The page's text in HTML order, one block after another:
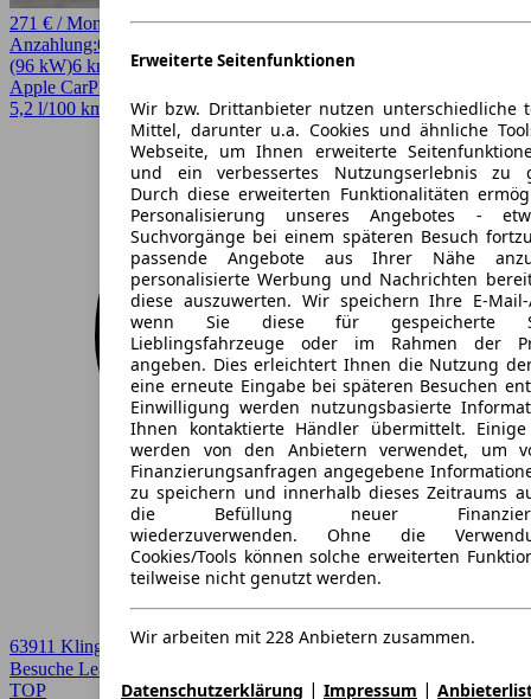
Erweiterte Seitenfunktionen
Wir bzw. Drittanbieter nutzen unterschiedliche
Mittel, darunter u.a. Cookies und ähnliche
Webseite, um Ihnen erweiterte
und ein verbessertes Nutzungserlebnis zu
Durch diese erweiterten Funktionalitäten
Personalisierung unseres Angebotes -
Suchvorgänge bei einem späteren Besuch
passende Angebote aus Ihrer Nähe
personalisierte Werbung und Nachrichten
diese auszuwerten. Wir speichern Ihre E-Mail-
wenn Sie diese für gespeicherte
Lieblingsfahrzeuge oder im Rahmen der
angeben. Dies erleichtert Ihnen die Nutzung
eine erneute Eingabe bei späteren Besuchen
Einwilligung werden nutzungsbasierte
Ihnen kontaktierte Händler übermittelt. Einige
werden von den Anbietern verwendet, um
Finanzierungsanfragen angegebene
zu speichern und innerhalb dieses Zeitraums
die Befüllung neuer
wiederzuverwenden. Ohne die
Cookies/Tools können solche erweiterten
teilweise nicht genutzt werden.
Wir arbeiten mit 228 Anbietern zusammen.
Datenschutzerklärung | Impressum |
271 € / Monat
Anzahlung:0,00 €
(96 kW)6 km EZ 08/2026AutomatikSUV / Pickup
Apple CarPlay, CarPlay, LED
5,2 l/100 km (komb.)* · 116 g/km CO2* · CO2-Klasse D
63911 Klingenberg
Besuche Leasingmarkt
TOP